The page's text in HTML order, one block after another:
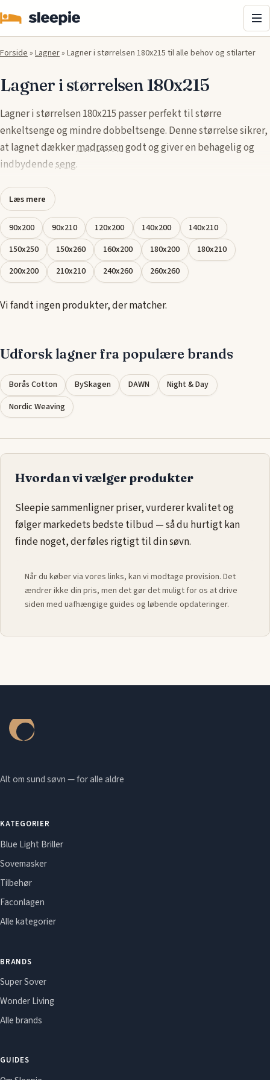
Forside» Lagner» Lagner i størrelsen 180x215 til alle behov og stilarter
Lagner i størrelsen 180x215
Lagner i størrelsen 180x215 passer perfekt til større
enkeltsenge og mindre dobbeltsenge. Denne størrelse sikrer,
at lagnet dækkermadrassengodt og giver en behagelig og
indbydendeseng.
Der findes et bredt udvalg af lagner fra kendte mærker som
Høie, Essenza og ByBorg, der kombinerer kvalitet, komfort og
stil. Materialerne varierer fra blødt bomuld til luksuriøs silke,
så det er muligt at finde noget, der matcher både smag og
behov.
At vælge det rette lagen i 180x215 kan forbedre
søvnoplevelsen markant ved at sikre optimal pasform og
soveværelsesindretning.
Læs mere
90x200 90x210 120x200 140x200
140x210
150x250
150x260 160x200 180x200
180x210
200x200
210x210 240x260 260x260
Vi fandt ingen produkter, der matcher.
Udforsk lagner fra populære brands
Borås Cotton BySkagen DAWN
Night & Day
Nordic Weaving
Hvordan vi vælger produkter
Sleepie sammenligner priser, vurderer kvalitet og
følger markedets bedste tilbud — så du hurtigt kan
finde noget, der føles rigtigt til din søvn.
Når du køber via vores links, kan vi modtage provision. Det
ændrer ikke din pris, men det gør det muligt for os at drive
siden med uafhængige guides og løbende opdateringer.
Alt om sund søvn — for alle aldre
KATEGORIER
Blue Light Briller
Sovemasker
Tilbehør
Faconlagen
Alle kategorier
BRANDS
Super Sover
Wonder Living
Alle brands
GUIDES